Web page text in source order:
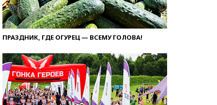
ПРАЗДНИК, ГДЕ ОГУРЕЦ — ВСЕМУ ГОЛОВА!